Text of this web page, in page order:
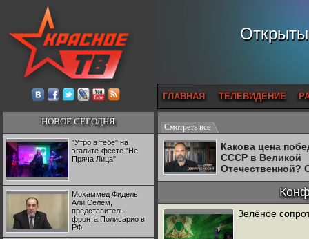
ГЛАВНАЯ ТЕЛЕВИДЕНИЕ
НОВОЕ СЕГОДНЯ
"Утро в тебе" на
эгалите-фесте "Не
Пряча Лица"
Мохаммед Фидель
Али Селем,
представитель
фронта Полисарио в
РФ
Смотреть все
Какова цена
СССР в Великой
Отечественной?
Двуреченский о
Зелёное